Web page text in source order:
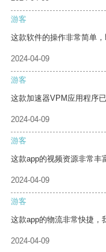
游客
这款软件的操作非常简单
2024-04-09
游客
这款加速器VPM应用程序
2024-04-09
游客
这款app的视频资源非常丰
2024-04-09
游客
这款app的物流非常快捷，
2024-04-09